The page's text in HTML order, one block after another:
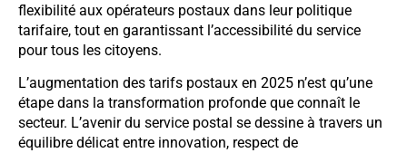
flexibilité aux opérateurs postaux dans leur politique
tarifaire, tout en garantissant l’accessibilité du service
pour tous les citoyens.
L’augmentation des tarifs postaux en 2025 n’est qu’une
étape dans la transformation profonde que connaît le
secteur. L’avenir du service postal se dessine à travers un
équilibre délicat entre innovation, respect de